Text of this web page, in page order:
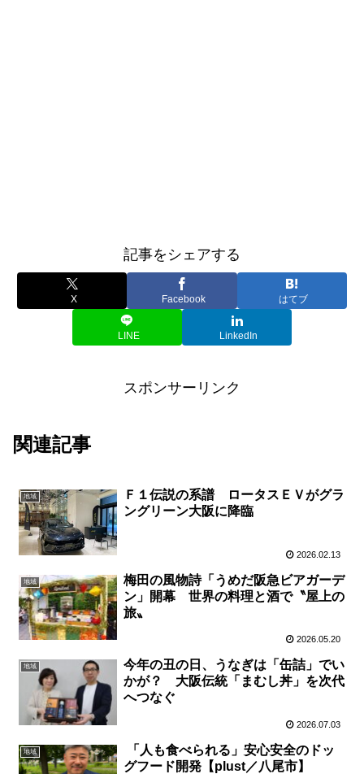
記事をシェアする
X Facebook はてブ
LINE LinkedIn
スポンサーリンク
関連記事
地域
Ｆ１伝説の系譜 ロータスＥＶがグラ
ングリーン大阪に降臨
2026.02.13
地域
梅田の風物詩「うめだ阪急ビアガーデ
ン」開幕 世界の料理と酒で〝屋上の
旅〟
2026.05.20
地域
今年の丑の日、うなぎは「缶詰」でい
かが？ 大阪伝統「まむし丼」を次代
へつなぐ
2026.07.03
地域
「人も食べられる」安心安全のドッ
グフード開発【plust／八尾市】